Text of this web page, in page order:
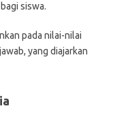
siswa.
pada nilai-nilai
yang diajarkan